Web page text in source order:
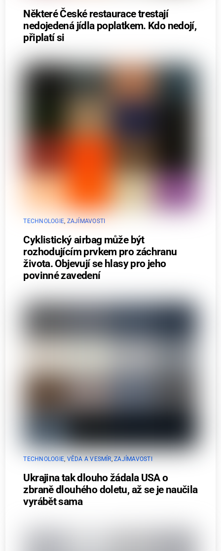
Některé České restaurace trestají
nedojedená jídla poplatkem. Kdo nedojí,
připlatí si
TECHNOLOGIE ZAJÍMAVOSTI
Cyklistický airbag může být
rozhodujícím prvkem pro záchranu
života. Objevují se hlasy pro jeho
povinné zavedení
TECHNOLOGIE VĚDA A VESMÍR ,ZAJÍMAVOSTI
Ukrajina tak dlouho žádala USA o
zbraně dlouhého doletu, až se je naučila
vyrábět sama